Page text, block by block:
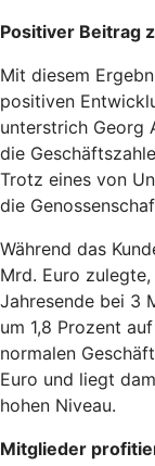
Positiver Beitrag
Mit diesem
positiven
unterstrich Georg
die
Trotz eines von
die
Während das
Mrd. Euro
Jahresende bei 3
um 1,8 Prozent
normalen
Euro und liegt
hohen Niveau.
Mitglieder